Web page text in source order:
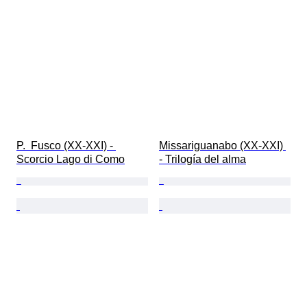
P.  Fusco (XX-XXI) -
Scorcio Lago di Como
Missariguanabo (XX-XXI)
- Trilogía del alma